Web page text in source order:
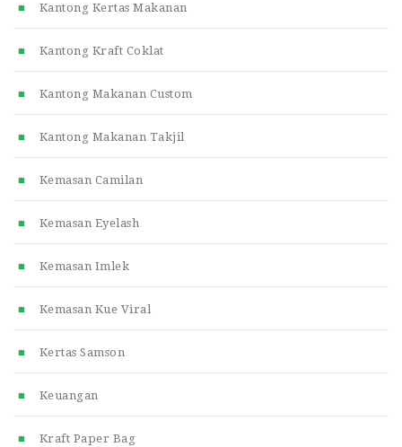
Kantong Kertas Makanan
Kantong Kraft Coklat
Kantong Makanan Custom
Kantong Makanan Takjil
Kemasan Camilan
Kemasan Eyelash
Kemasan Imlek
Kemasan Kue Viral
Kertas Samson
Keuangan
Kraft Paper Bag